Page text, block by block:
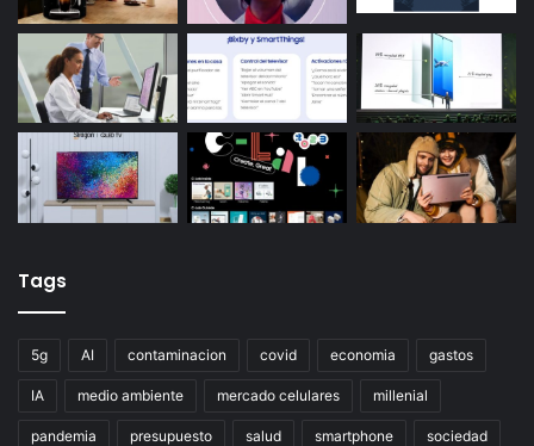
Tags
5g AI contaminacion covid economia gastos
IA medio ambiente mercado celulares millenial
pandemia presupuesto salud smartphone sociedad